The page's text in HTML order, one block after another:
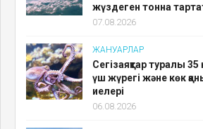
жүздеген тонна
07.08.2026
ЖАНУАРЛАР
Сегізаяқтар туралы
үш жүрегі және көк
иелері
06.08.2026